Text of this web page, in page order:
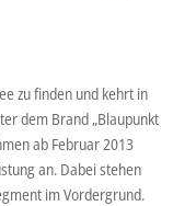
zu finden und kehrt in
dem Brand „Blaupunkt
ab Februar 2013
an. Dabei stehen
im Vordergrund.